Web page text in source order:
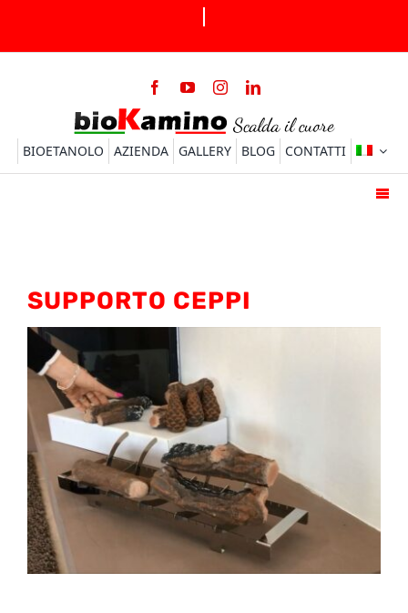
contenuto
BIOETANOLO AZIENDA GALLERY BLOG CONTATTI
BRUCIATORI
ACCESSORI
FAQ
INFO
VIDEO
SUPPORTO CEPPI